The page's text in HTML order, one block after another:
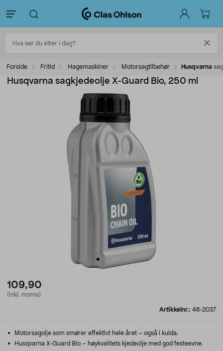
Forside Fritid Hagemaskiner Motorsagtilbehør Husqvarna
Husqvarna sagkjedeolje X-Guard Bio, 250 ml
109,90
(inkl. moms)
Artikkelnr.: 46-2037
Motorsagolje som smører effektivt hele året – også i kulda.
Husqvarna X-Guard Bio – høykvalitets kjedeolje med god festeevne.